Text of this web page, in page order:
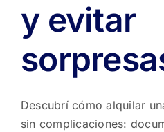
y evitar
Descubrí cómo alquilar
sin complicaciones: